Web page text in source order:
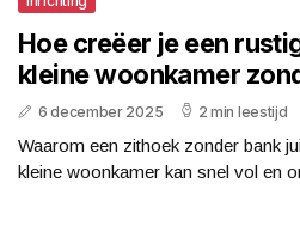
Hoe creëer je een
kleine woonkamer
6 december 2025 2 min leestijd
Waarom een zithoek zonder bank
kleine woonkamer kan snel vol en